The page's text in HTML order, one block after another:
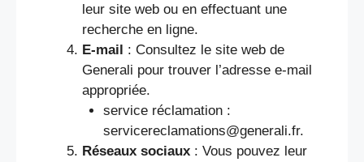
leur site web ou en effectuant une
recherche en ligne.
E-mail : Consultez le site web de
Generali pour trouver l’adresse e-mail
appropriée.
service réclamation :
servicereclamations@generali.fr.
Réseaux sociaux : Vous pouvez leur